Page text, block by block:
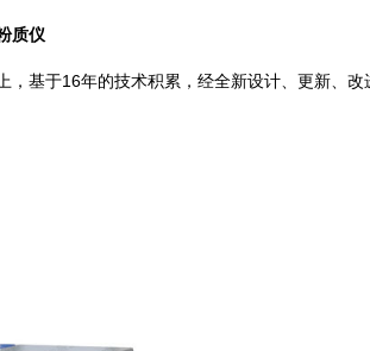
质仪
基于16年的技术积累，经全新设计、更新、改